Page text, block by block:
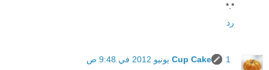
*.*
رد
Cup Cake
1 يونيو 2012 في 9:48 ص